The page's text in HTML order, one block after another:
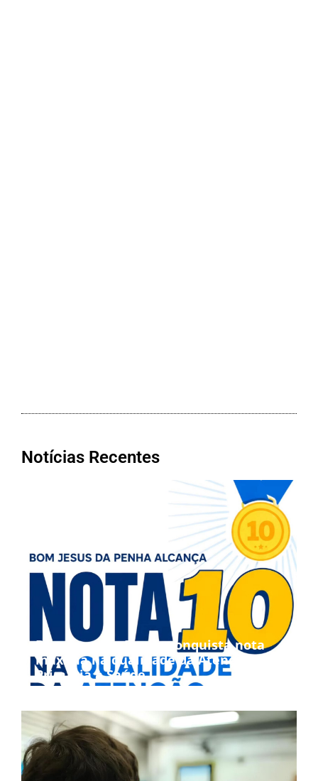
Notícias Recentes
Bom Jesus da Penha conquista nota
máxima na qualidade da Atenção
Primária à Saúde